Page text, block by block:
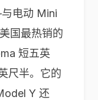
电动 Mini
国最热销的
短五英
尺半。它的
Y 还